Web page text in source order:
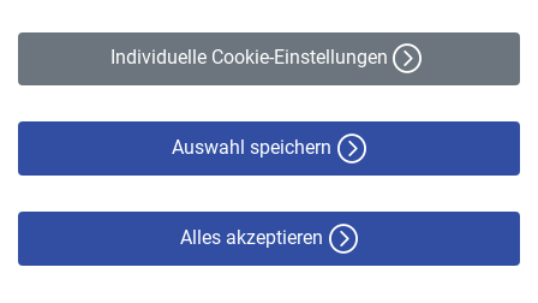
Individuelle Cookie-Einstellungen
Auswahl speichern
Alles akzeptieren
Erklärung zur Barrierefreiheit
© VBL 2026